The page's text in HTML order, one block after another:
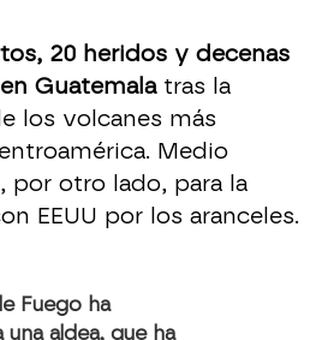
20 heridos y decenas
Guatemalatras la
los volcanes más
Medio
por otro lado, para la
EEUU por los aranceles.
Fuego ha
aldea, que ha